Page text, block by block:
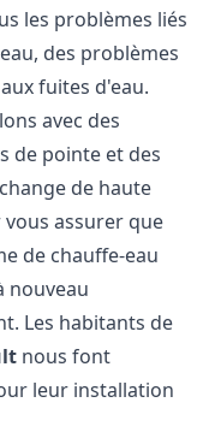
les problèmes liés
des problèmes
fuites d'eau.
avec des
de pointe et des
de haute
assurer que
de chauffe-eau
nouveau
Les habitants de
nous font
leur installation